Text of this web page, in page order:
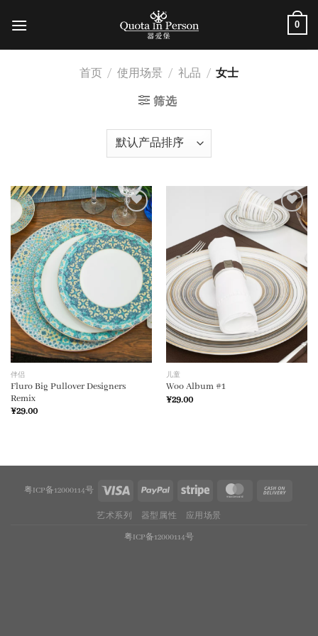
0
首页 / 使用场景 / 礼品 / 女士
筛选
加入
心愿
单
伴侣
Fluro Big Pullover Designers
Remix
¥29.00
加入
心愿
儿童
Woo Album #1
¥29.00
粤ICP备12000114号
艺术系列 器型属性 应用场景
粤ICP备12000114号